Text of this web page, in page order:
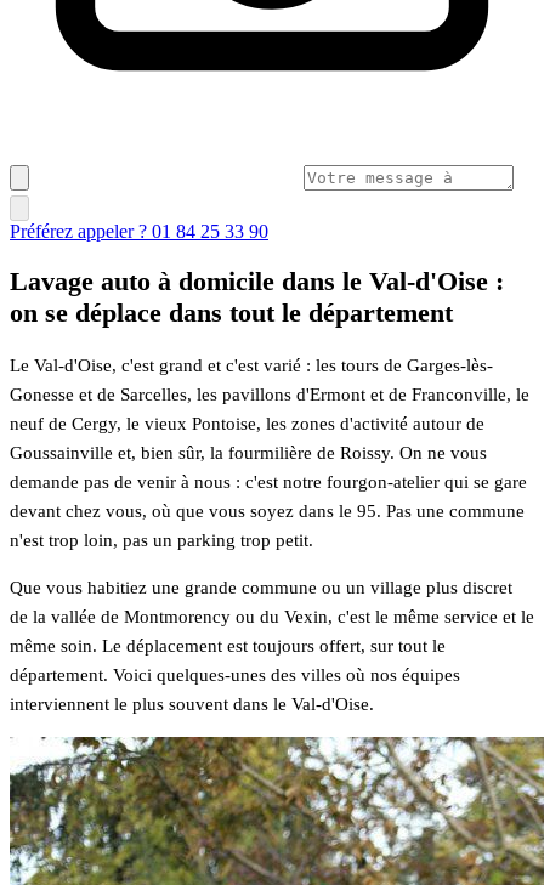
Préférez appeler ? 01 84 25 33 90
Lavage auto à domicile dans le Val-d'Oise :
on se déplace dans tout le département
Le Val-d'Oise, c'est grand et c'est varié : les tours de Garges-lès-
Gonesse et de Sarcelles, les pavillons d'Ermont et de Franconville, le
neuf de Cergy, le vieux Pontoise, les zones d'activité autour de
Goussainville et, bien sûr, la fourmilière de Roissy. On ne vous
demande pas de venir à nous : c'est notre fourgon-atelier qui se gare
devant chez vous, où que vous soyez dans le 95. Pas une commune
n'est trop loin, pas un parking trop petit.
Que vous habitiez une grande commune ou un village plus discret
de la vallée de Montmorency ou du Vexin, c'est le même service et le
même soin. Le déplacement est toujours offert, sur tout le
département. Voici quelques-unes des villes où nos équipes
interviennent le plus souvent dans le Val-d'Oise.